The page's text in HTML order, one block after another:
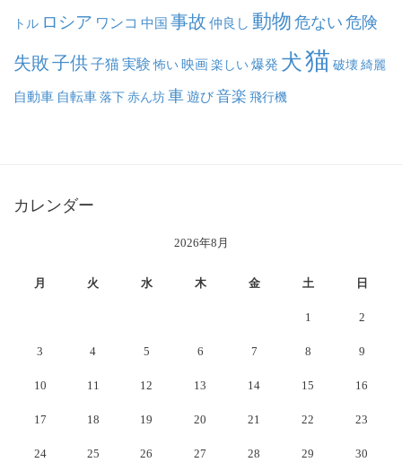
トル ロシア ワンコ 中国 事故 仲良し 動物 危ない 危険
失敗子供子猫実験 怖い映画楽しい爆発 犬猫 破壊綺麗
自動車 自転車落下赤ん坊車遊び音楽 飛行機
カレンダー
2026年8月
月 火 水 木 金 土 日
1 2
3 4 5 6 7 8 9
10 11 12 13 14 15 16
17 18 19 20 21 22 23
24 25 26 27 28 29 30